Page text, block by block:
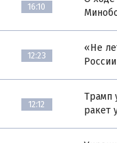
16:10
12:23
«Не
12:12
Трамп
ракет